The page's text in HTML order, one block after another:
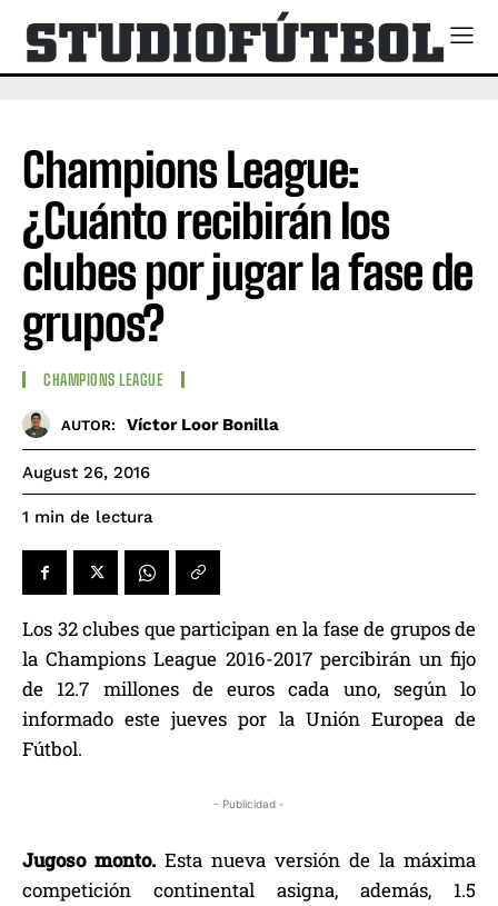
Champions League:
¿Cuánto recibirán los
clubes por jugar la fase de
grupos?
CHAMPIONS LEAGUE
AUTOR: Víctor Loor Bonilla
August 26, 2016
1 min de lectura
Los 32 clubes que participan en la fase de grupos de
la Champions League 2016-2017 percibirán un fijo
de 12.7 millones de euros cada uno, según lo
informado este jueves por la Unión Europea de
Fútbol.
- Publicidad -
Jugoso monto. Esta nueva versión de la máxima
competición continental asigna, además, 1.5